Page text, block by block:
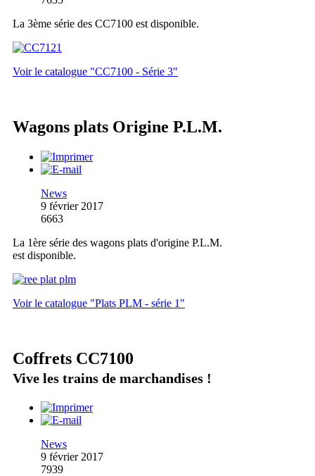
La 3ème série des CC7100 est disponible.
Voir le catalogue "CC7100 - Série 3"
Wagons plats Origine P.L.M.
News
9 février 2017
6663
La 1ère série des wagons plats d'origine P.L.M.
est disponible.
Voir le catalogue "Plats PLM - série 1"
Coffrets CC7100
Vive les trains de marchandises !
News
9 février 2017
7939